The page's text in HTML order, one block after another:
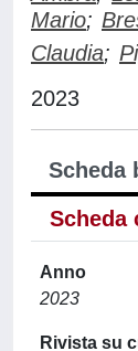
Mario;
Claudia;
2023
Scheda
Scheda
Anno
2023
Rivista su